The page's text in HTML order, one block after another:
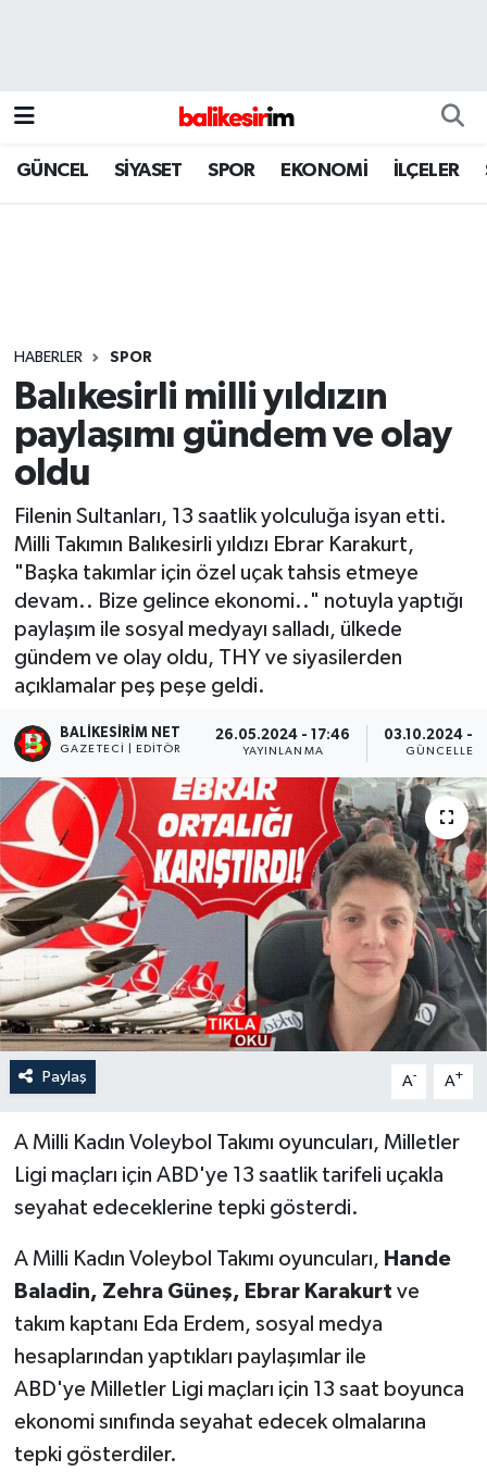
GÜNCEL SİYASET SPOR EKONOMİ İLÇELER
HABERLER SPOR
Balıkesirli milli yıldızın
paylaşımı gündem ve olay
oldu
Filenin Sultanları, 13 saatlik yolculuğa isyan etti.
Milli Takımın Balıkesirli yıldızı Ebrar Karakurt,
"Başka takımlar için özel uçak tahsis etmeye
devam.. Bize gelince ekonomi.." notuyla yaptığı
paylaşım ile sosyal medyayı salladı, ülkede
gündem ve olay oldu, THY ve siyasilerden
açıklamalar peş peşe geldi.
BALIKESIRIM NET
GAZETECI | EDITÖR
26.05.2024 - 17:46
YAYINLANMA
03.10.2024 -
Paylaş A- A+
A Milli Kadın Voleybol Takımı oyuncuları, Milletler
Ligi maçları için ABD'ye 13 saatlik tarifeli uçakla
seyahat edeceklerine tepki gösterdi.
A Milli Kadın Voleybol Takımı oyuncuları, Hande
Baladin, Zehra Güneş, Ebrar Karakurt ve
takım kaptanı Eda Erdem, sosyal medya
hesaplarından yaptıkları paylaşımlar ile
ABD'ye Milletler Ligi maçları için 13 saat boyunca
ekonomi sınıfında seyahat edecek olmalarına
tepki gösterdiler.